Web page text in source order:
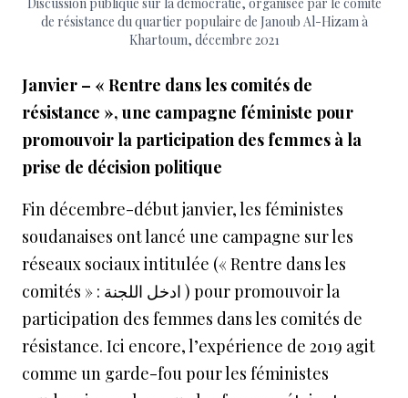
de résistance du quartier populaire de Janoub Al-Hizam à
Khartoum, décembre 2021
Janvier – « Rentre dans les comités de
résistance », une campagne féministe pour
promouvoir la participation des femmes à la
prise de décision politique
Fin décembre-début janvier, les féministes
soudanaises ont lancé une campagne sur les
réseaux sociaux intitulée (« Rentre dans les
comités » : ادخل اللجنة ) pour promouvoir la
participation des femmes dans les comités de
résistance. Ici encore, l’expérience de 2019 agit
comme un garde-fou pour les féministes